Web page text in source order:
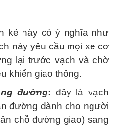
kẻ này có ý nghĩa như
này yêu cầu mọi xe cơ
lại trước vạch và chờ
khiển giao thông.
đường: đây là vạch
đường dành cho người
chỗ đường giao) sang